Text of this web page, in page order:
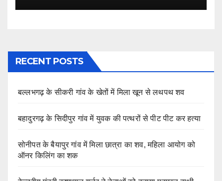
RECENT POSTS
बल्लभगढ़ के सीकरी गांव के खेतों में मिला खून से लथपथ शव
बहादुरगढ़ के सिदीपुर गांव में युवक की पत्थरों से पीट पीट कर हत्या
सोनीपत के बैयापुर गांव में मिला छात्रा का शव, महिला आयोग को
ऑनर किलिंग का शक